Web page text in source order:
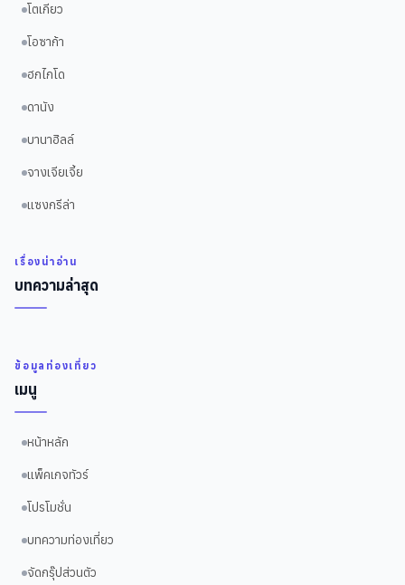
โตเกียว
โอซาก้า
ฮกไกโด
ดานัง
บานาฮิลล์
จางเจียเจี้ย
แซงกรีล่า
เรื่องน่าอ่าน
บทความล่าสุด
ข้อมูลท่องเที่ยว
เมนู
หน้าหลัก
แพ็คเกจทัวร์
โปรโมชั่น
บทความท่องเที่ยว
จัดกรุ๊ปส่วนตัว